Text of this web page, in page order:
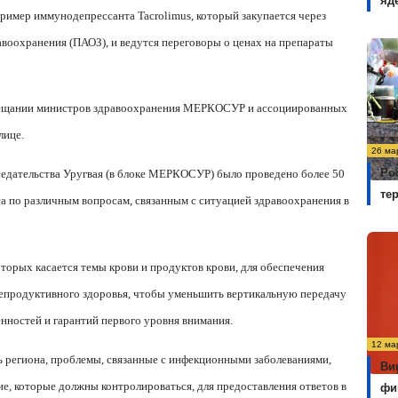
иммунодепрессанта Tacrolimus, который закупается через
(ПАОЗ), и ведутся переговоры о ценах на препараты
министров здравоохранения МЕРКОСУР и ассоциированных
Уругвая (в блоке МЕРКОСУР) было проведено более 50
по различным вопросам, связанным с ситуацией здравоохранения в
касается темы крови и продуктов крови, для обеспечения
здоровья, чтобы уменьшить вертикальную передачу
и гарантий первого уровня внимания.
проблемы, связанные с инфекционными заболеваниями,
должны контролироваться, для предоставления ответов в
26
12